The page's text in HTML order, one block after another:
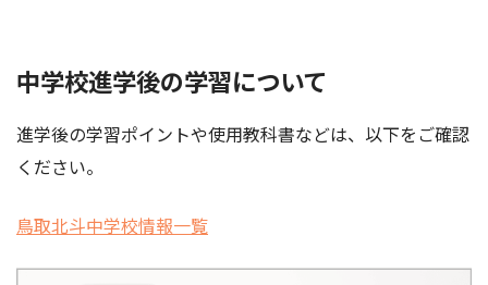
中学校進学後の学習について
進学後の学習ポイントや使用教科書などは、以下をご確認
ください。
鳥取北斗中学校情報一覧